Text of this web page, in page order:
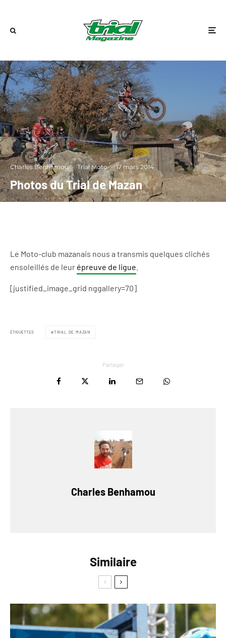
Charles Benhamou · Trial Moto · 17 mars 2014
Photos du Trial de Mazan
Le Moto-club mazanais nous a transmis quelques clichés
ensoleillés de leur épreuve de ligue
[justified_image_grid nggallery=70]
ÉTIQUETTES TRIAL DE MAZAN
Partager
Charles Benhamou
Similaire